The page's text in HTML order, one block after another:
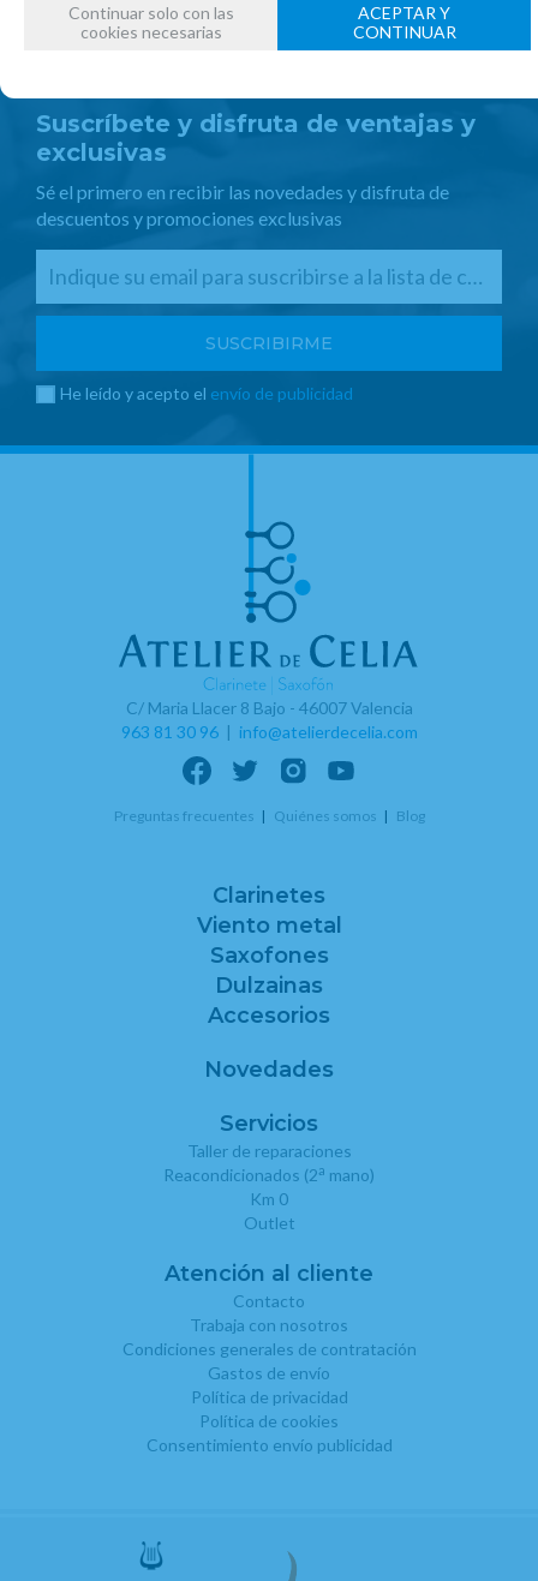
Suscríbete y disfruta de ventajas y
exclusivas
Sé el primero en recibir las novedades y disfruta de
descuentos y promociones exclusivas
He leído y acepto el envío de publicidad
C/ Maria Llacer 8 Bajo - 46007 Valencia
963 81 30 96| info@atelierdecelia.com
Preguntas frecuentes Quiénes somos Blog
Clarinetes
Viento metal
Saxofones
Dulzainas
Accesorios
Novedades
Servicios
Taller de reparaciones
Reacondicionados (2a mano)
Km 0
Outlet
Atención al cliente
Contacto
Trabaja con nosotros
Condiciones generales de contratación
Gastos de envío
Política de privacidad
Política de cookies
Consentimiento envío publicidad
Continuar solo con las
cookies necesarias
ACEPTAR Y
CONTINUAR